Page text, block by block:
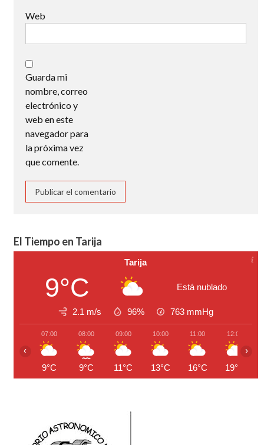
Web
Guarda mi
nombre, correo
electrónico y
web en este
navegador para
la próxima vez
que comente.
El Tiempo en Tarija
Tarija
9°C Está nublado
2.1 m/s 96% 763 mmHg
07:00
9°C
08:00
9°C
09:00
11°C
10:00
13°C
11:00
16°C
12:00
19°C
‹ ›